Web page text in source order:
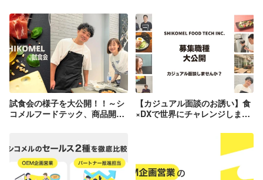
試食会の様子を大公開！！～シ
コメルフードテック、商品開発
【カジュアル面談のお誘い】食
×DXで世界にチャレンジしませ